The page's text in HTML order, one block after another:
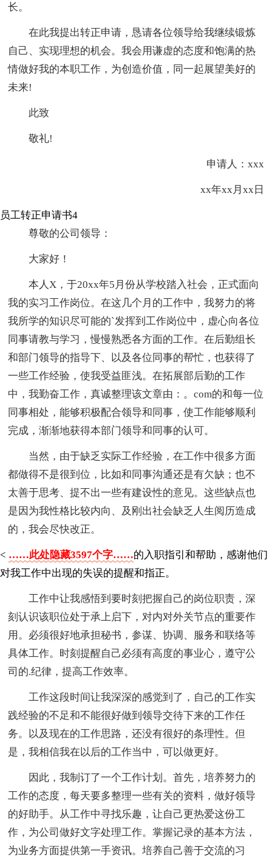
长。
在此我提出转正申请，恳请各位领导给我继续锻炼
自己、实现理想的机会。我会用谦虚的态度和饱满的热
情做好我的本职工作，为创造价值，同一起展望美好的
未来!
此致
敬礼!
申请人：xxx
xx年xx月xx日
员工转正申请书4
尊敬的公司领导：
大家好！
本人X，于20xx年5月份从学校踏入社会，正式面向
我的实习工作岗位。在这几个月的工作中，我努力的将
我所学的知识尽可能的`发挥到工作岗位中，虚心向各位
同事请教与学习，慢慢熟悉各方面的工作。在后勤组长
和部门领导的指导下、以及各位同事的帮忙，也获得了
一些工作经验，使我受益匪浅。在拓展部后勤的工作
中，我勤奋工作，真诚整理该文章由：。com的和每一位
同事相处，能够积极配合领导和同事，使工作能够顺利
完成，渐渐地获得本部门领导和同事的认可。
当然，由于缺乏实际工作经验，在工作中很多方面
都做得不是很到位，比如和同事沟通还是有欠缺；也不
太善于思考、提不出一些有建设性的意见。这些缺点也
是因为我性格比较内向、及刚出社会缺乏人生阅历造成
的，我会尽快改正。
< ……此处隐藏3597个字……的入职指引和帮助，感谢他们
对我工作中出现的失误的提醒和指正。
工作中让我感悟到要时刻把握自己的岗位职责，深
刻认识该职位处于承上启下，对内对外关节点的重要作
用。必须很好地承担秘书，参谋、协调、服务和联络等
具体工作。时刻提醒自己必须有高度的事业心，遵守公
司的.纪律，提高工作效率。
工作这段时间让我深深的感觉到了，自己的工作实
践经验的不足和不能很好做到领导交待下来的工作任
务。以及现在的工作思路，还没有很好的条理性。但
是，我相信我在以后的工作当中，可以做更好。
因此，我制订了一个工作计划。首先，培养努力的
工作的态度，每天要多整理一些有关的资料，做好领导
的好助手。从工作中寻找乐趣，让自己更热爱这份工
作，为公司做好文字处理工作。掌握记录的基本方法，
为业务方面提供第一手资讯。培养自己善于交流的习